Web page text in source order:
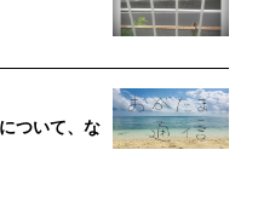
ついて、な